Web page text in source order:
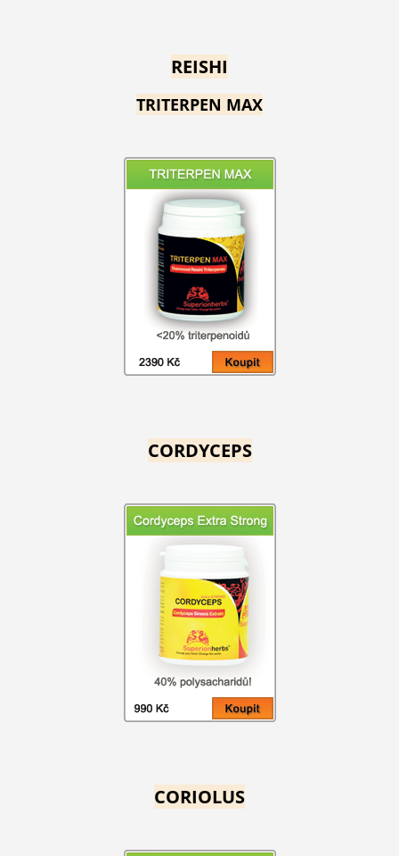
REISHI
TRITERPEN MAX
CORDYCEPS
CORIOLUS